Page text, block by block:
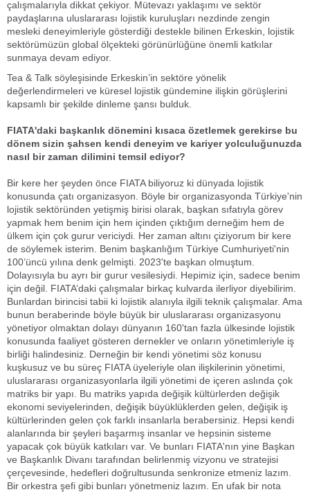
çalışmalarıyla dikkat çekiyor. Mütevazı yaklaşımı ve sektör
paydaşlarına uluslararası lojistik kuruluşları nezdinde zengin
mesleki deneyimleriyle gösterdiği destekle bilinen Erkeskin, lojistik
sektörümüzün global ölçekteki görünürlüğüne önemli katkılar
sunmaya devam ediyor.
Tea & Talk söyleşisinde Erkeskin’in sektöre yönelik
değerlendirmeleri ve küresel lojistik gündemine ilişkin görüşlerini
kapsamlı bir şekilde dinleme şansı bulduk.
FIATA'daki başkanlık dönemini kısaca özetlemek gerekirse bu
dönem sizin şahsen kendi deneyim ve kariyer yolculuğunuzda
nasıl bir zaman dilimini temsil ediyor?
Bir kere her şeyden önce FIATA biliyoruz ki dünyada lojistik
konusunda çatı organizasyon. Böyle bir organizasyonda Türkiye'nin
lojistik sektöründen yetişmiş birisi olarak, başkan sıfatıyla görev
yapmak hem benim için hem içinden çıktığım derneğim hem de
ülkem için çok gurur vericiydi. Her zaman altını çiziyorum bir kere
de söylemek isterim. Benim başkanlığım Türkiye Cumhuriyeti'nin
100’üncü yılına denk gelmişti. 2023'te başkan olmuştum.
Dolayısıyla bu ayrı bir gurur vesilesiydi. Hepimiz için, sadece benim
için değil. FIATA’daki çalışmalar birkaç kulvarda ilerliyor diyebilirim.
Bunlardan birincisi tabii ki lojistik alanıyla ilgili teknik çalışmalar. Ama
bunun beraberinde böyle büyük bir uluslararası organizasyonu
yönetiyor olmaktan dolayı dünyanın 160'tan fazla ülkesinde lojistik
konusunda faaliyet gösteren dernekler ve onların yönetimleriyle iş
birliği halindesiniz. Derneğin bir kendi yönetimi söz konusu
kuşkusuz ve bu süreç FIATA üyeleriyle olan ilişkilerinin yönetimi,
uluslararası organizasyonlarla ilgili yönetimi de içeren aslında çok
matriks bir yapı. Bu matriks yapıda değişik kültürlerden değişik
ekonomi seviyelerinden, değişik büyüklüklerden gelen, değişik iş
kültürlerinden gelen çok farklı insanlarla berabersiniz. Hepsi kendi
alanlarında bir şeyleri başarmış insanlar ve hepsinin sisteme
yapacak çok büyük katkıları var. Ve bunları FIATA'nın yine Başkan
ve Başkanlık Divanı tarafından belirlenmiş vizyonu ve stratejisi
çerçevesinde, hedefleri doğrultusunda senkronize etmeniz lazım.
Bir orkestra şefi gibi bunları yönetmeniz lazım. En ufak bir nota